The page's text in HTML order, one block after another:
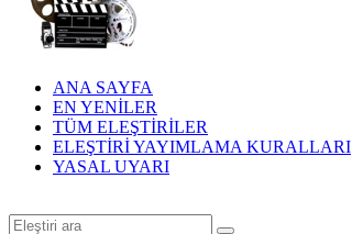
ANA SAYFA
EN YENİLER
TÜM ELEŞTİRİLER
ELEŞTİRİ YAYIMLAMA KURALLARI
YASAL UYARI